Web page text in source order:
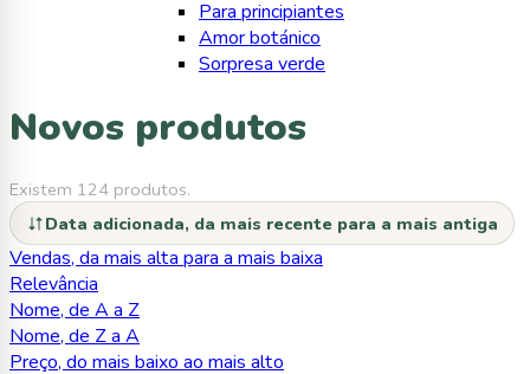
Para principiantes
Amor botánico
Sorpresa verde
Novos produtos
Existem 124 produtos.
Data adicionada, da mais recente para a mais antiga
Vendas, da mais alta para a mais baixa
Relevância
Nome, de A a Z
Nome, de Z a A
Preço, do mais baixo ao mais alto